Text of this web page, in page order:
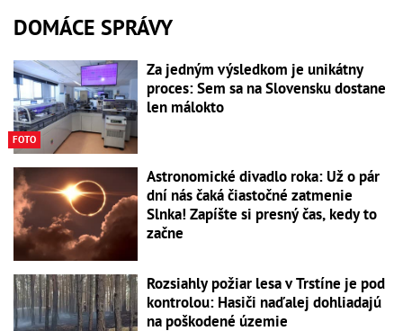
DOMÁCE SPRÁVY
FOTO
Za jedným výsledkom je unikátny
proces: Sem sa na Slovensku dostane
len málokto
Astronomické divadlo roka: Už o pár
dní nás čaká čiastočné zatmenie
Slnka! Zapíšte si presný čas, kedy to
začne
Rozsiahly požiar lesa v Trstíne je pod
kontrolou: Hasiči naďalej dohliadajú
na poškodené územie